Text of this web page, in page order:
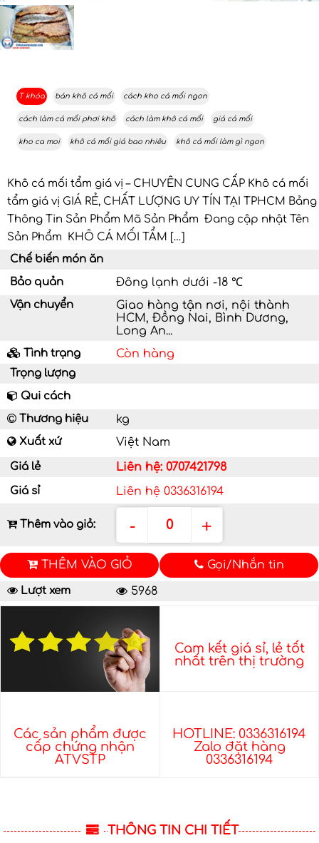
T khóa bán khô cá mối cách kho cá mối ngon
cách làm cá mối phơi khô cách làm khô cá mối giá cá mối
kho ca moi khô cá mối giá bao nhiêu khô cá mối làm gì ngon
Khô cá mối tẩm giá vị – CHUYÊN CUNG CẤP Khô cá mối
tẩm giá vị GIÁ RẺ, CHẤT LƯỢNG UY TÍN TẠI TPHCM Bảng
Thông Tin Sản Phẩm Mã Sản Phẩm Đang cập nhật Tên
Sản Phẩm KHÔ CÁ MỐI TẨM […]
Chế biến món ăn
Bảo quản
Đông lạnh dưới -18 ℃
Vận chuyển
Giao hàng tận nơi, nội thành
HCM, Đồng Nai, Bình Dương,
Long An...
Tình trạng Còn hàng
Trọng lượng
Qui cách
Thương hiệu
kg
Xuất xứ Việt Nam
Giá lẻ Liên hệ: 0707421798
Giá sỉ Liên hệ 0336316194
Thêm vào giỏ: - 0 +
THÊM VÀO GIỎ Gọi/Nhắn tin
Lượt xem 5968
Cam kết giá sỉ, lẻ tốt
nhất trên thị trường
Các sản phẩm được
cấp chứng nhận
ATVSTP
HOTLINE: 0336316194
Zalo đặt hàng
0336316194
THÔNG TIN CHI TIẾT